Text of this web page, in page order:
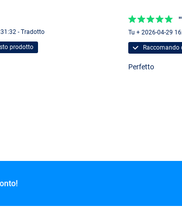
- Tradotto
prodotto
Tu + 2026-04-29
Raccomando
Perfetto